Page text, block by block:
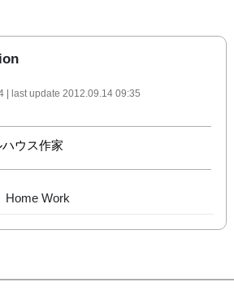
| last update 2012.09.14 09:35
ウス作家
Home Work